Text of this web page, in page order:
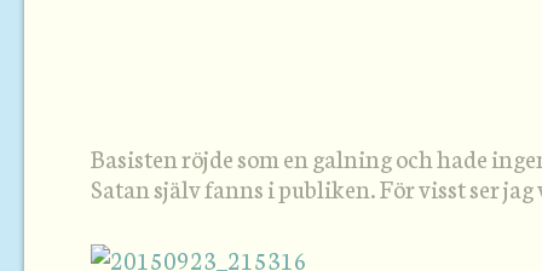
Basisten röjde som en galning och hade
Satan själv fanns i publiken. För visst ser